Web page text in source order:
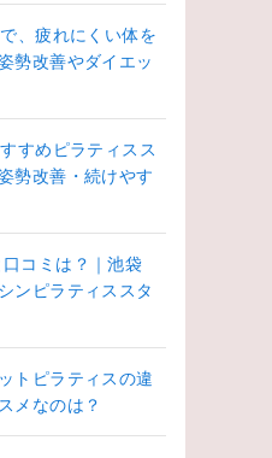
、疲れにくい体を
勢改善やダイエッ
すめピラティスス
勢改善・続けやす
口コミは？｜池袋
ンピラティススタ
トピラティスの違
メなのは？